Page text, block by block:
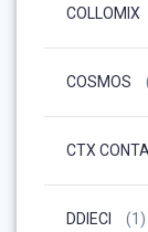
COLLOMIX
COSMOS
CTX
DDIECI (1)